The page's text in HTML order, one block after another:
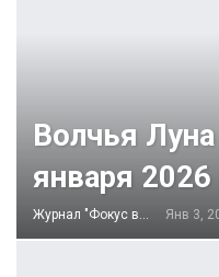
Волчья
января 2026
Журнал "Фокус внимания" Янв 3,